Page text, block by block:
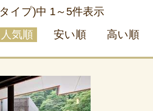
タイプ)中 1～ 5件表示
人気順 安い順 高い順